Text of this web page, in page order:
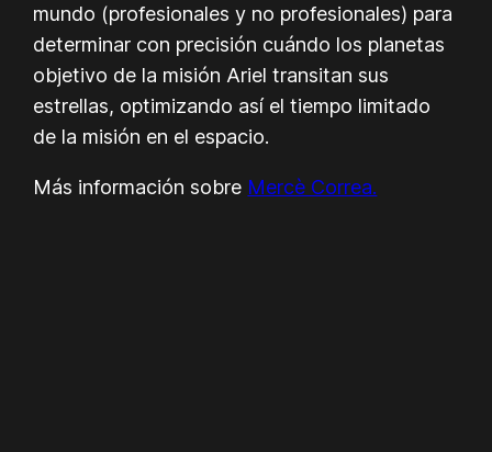
mundo (profesionales y no profesionales) para
determinar con precisión cuándo los planetas
objetivo de la misión Ariel transitan sus
estrellas, optimizando así el tiempo limitado
de la misión en el espacio.
Más información sobre Mercè Correa.